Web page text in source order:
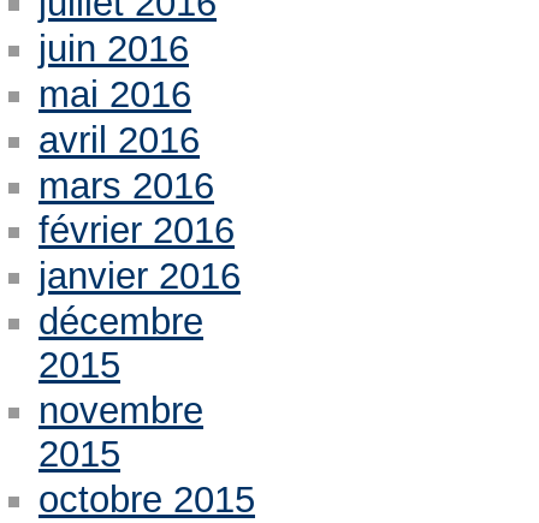
juin 2016
mai 2016
avril 2016
mars 2016
février 2016
janvier 2016
décembre
2015
novembre
2015
octobre 2015